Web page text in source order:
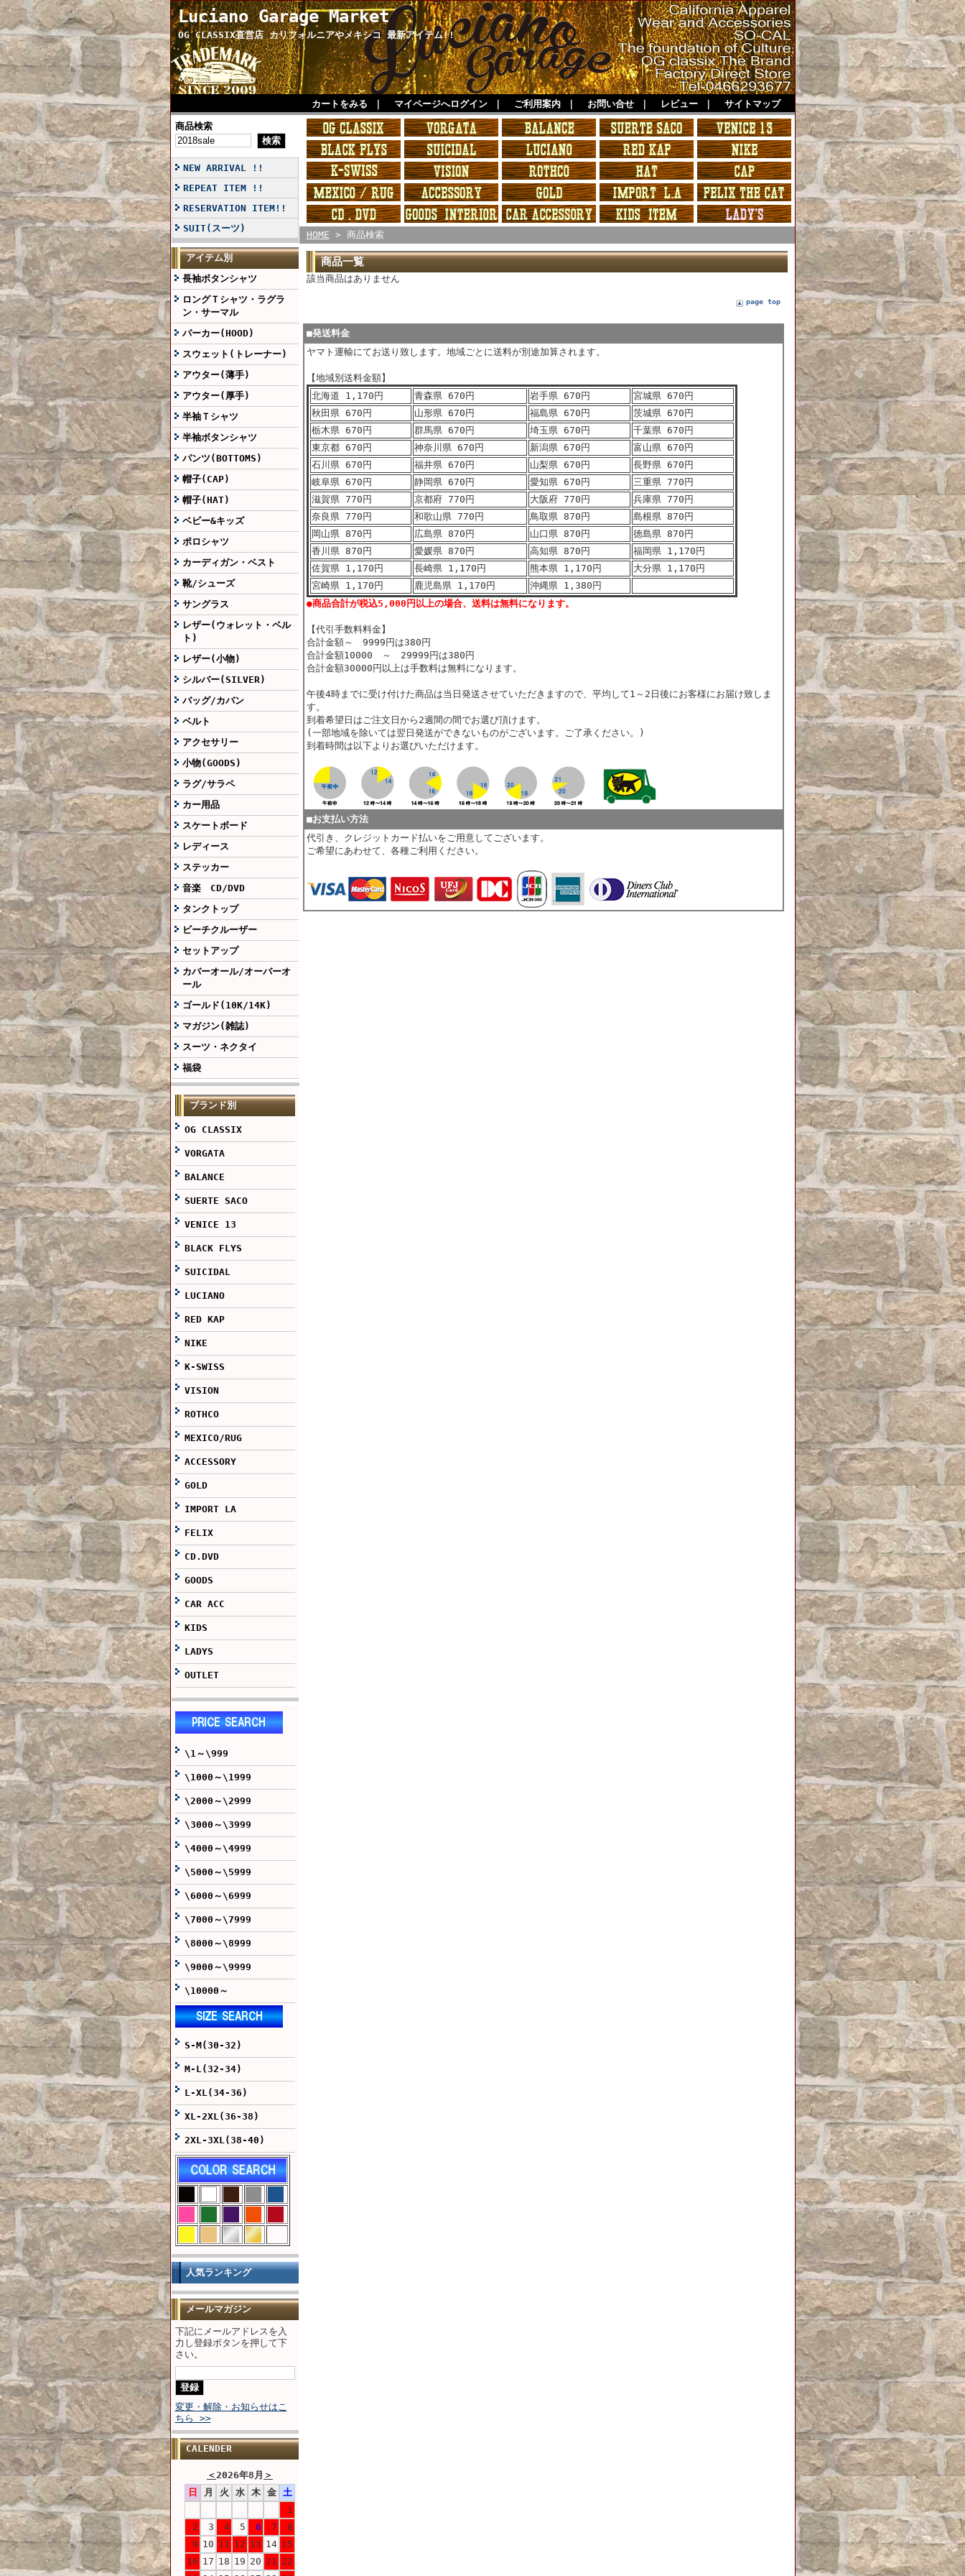
Luciano Garage Market
OG CLASSIX直営店 カリフォルニアやメキシコ 最新アイテム!!
カートをみる マイページへログイン｜ ご利用案内｜ お問い合せ｜ レビュー｜ サイトマップ
商品検索
NEW ARRIVAL !!
REPEAT ITEM !!
RESERVATION ITEM!!
SUIT(スーツ)
アイテム別
長袖ボタンシャツ
ロングＴシャツ・ラグラ
ン・サーマル
パーカー(HOOD)
スウェット(トレーナー)
アウター(薄手)
アウター(厚手)
半袖Ｔシャツ
半袖ボタンシャツ
パンツ(BOTTOMS)
帽子(CAP)
帽子(HAT)
ベビー&キッズ
ポロシャツ
カーディガン・ベスト
靴/シューズ
サングラス
レザー(ウォレット・ベル
ト)
レザー(小物)
シルバー(SILVER)
バッグ/カバン
ベルト
アクセサリー
小物(GOODS)
ラグ/サラペ
カー用品
スケートボード
レディース
ステッカー
音楽 CD/DVD
タンクトップ
ビーチクルーザー
セットアップ
カバーオール/オーバーオ
ール
ゴールド(10K/14K)
マガジン(雑誌)
スーツ・ネクタイ
福袋
ブランド別
OG CLASSIX
VORGATA
BALANCE
SUERTE SACO
VENICE 13
BLACK FLYS
SUICIDAL
LUCIANO
RED KAP
NIKE
K-SWISS
VISION
ROTHCO
MEXICO/RUG
ACCESSORY
GOLD
IMPORT LA
FELIX
CD.DVD
GOODS
CAR ACC
KIDS
LADYS
OUTLET
\1～\999
\1000～\1999
\2000～\2999
\3000～\3999
\4000～\4999
\5000～\5999
\6000～\6999
\7000～\7999
\8000～\8999
\9000～\9999
\10000～
S-M(30-32)
M-L(32-34)
L-XL(34-36)
XL-2XL(36-38)
2XL-3XL(38-40)
人気ランキング
メールマガジン
下記にメールアドレスを入
力し登録ボタンを押して下
さい。
変更・解除・お知らせはこ
ちら >>
CALENDER
＜2026年8月 ＞
日
月 火 水 木 金
土
1
2
3 4 5 6 7
8
9 10 11 12 13 14 15
16 17 18 19 20 21 22
HOME > 商品検索
商品一覧
該当商品はありません
page top
■発送料金
ヤマト運輸にてお送り致します。地域ごとに送料が別途加算されます。
【地域別送料金額】
北海道 1,170円
青森県 670円 岩手県 670円
宮城県 670円
秋田県 670円
山形県 670円 福島県 670円
茨城県 670円
栃木県 670円
群馬県 670円 埼玉県 670円
千葉県 670円
東京都 670円
神奈川県 670円 新潟県 670円
富山県 670円
石川県 670円
福井県 670円 山梨県 670円
長野県 670円
岐阜県 670円
静岡県 670円 愛知県 670円
三重県 770円
滋賀県 770円
京都府 770円 大阪府 770円
兵庫県 770円
奈良県 770円
和歌山県 770円 鳥取県 870円
島根県 870円
岡山県 870円
広島県 870円 山口県 870円
徳島県 870円
香川県 870円
愛媛県 870円 高知県 870円
福岡県 1,170円
佐賀県 1,170円
長崎県 1,170円 熊本県 1,170円
大分県 1,170円
宮崎県 1,170円
鹿児島県 1,170円
沖縄県 1,380円
●商品合計が税込5,000円以上の場合、送料は無料になります。
【代引手数料料金】
合計金額～ 9999円は380円
合計金額10000 ～ 29999円は380円
合計金額30000円以上は手数料は無料になります。
午後4時までに受け付けた商品は当日発送させていただきますので、平均して1～2日後にお客様にお届け致しま
す。
到着希望日はご注文日から2週間の間でお選び頂けます。
(一部地域を除いては翌日発送ができないものがございます。ご了承ください。)
到着時間は以下よりお選びいただけます。
■お支払い方法
代引き、クレジットカード払いをご用意してございます。
ご希望にあわせて、各種ご利用ください。